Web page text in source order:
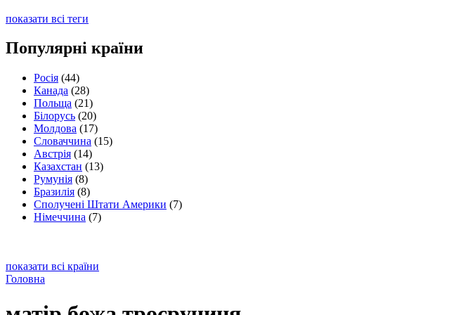
показати всі теги
Популярні країни
Росія (44)
Канада (28)
Польща (21)
Білорусь (20)
Молдова (17)
Словаччина (15)
Австрія (14)
Казахстан (13)
Румунія (8)
Бразилія (8)
Сполучені Штати Америки (7)
Німеччина (7)
показати всі країни
Головна